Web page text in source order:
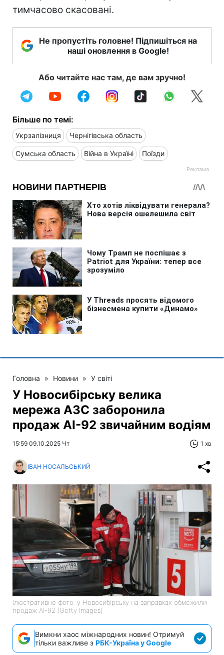
тимчасово скасовані.
Не пропустіть головне! Підпишіться на
наші оновлення в Google!
Або читайте нас там, де вам зручно!
Більше по темі:
Укрзалізниця Чернігівська область
Сумська область Війна в Україні Поїзди
Головна » Новини » У світі
У Новосибірську велика
мережа АЗС заборонила
продаж АІ-92 звичайним водіям
15:59 09.10.2025 Чт 1 хв
ІВАН НОСАЛЬСЬКИЙ
Ілюстративне фото: у Новосибірську на заправках обмежили
продаж АІ-92 (Getty Images)
Вимкни хаос міжнародних новин! Отримуй
тільки важливе з РБК-Україна у Google